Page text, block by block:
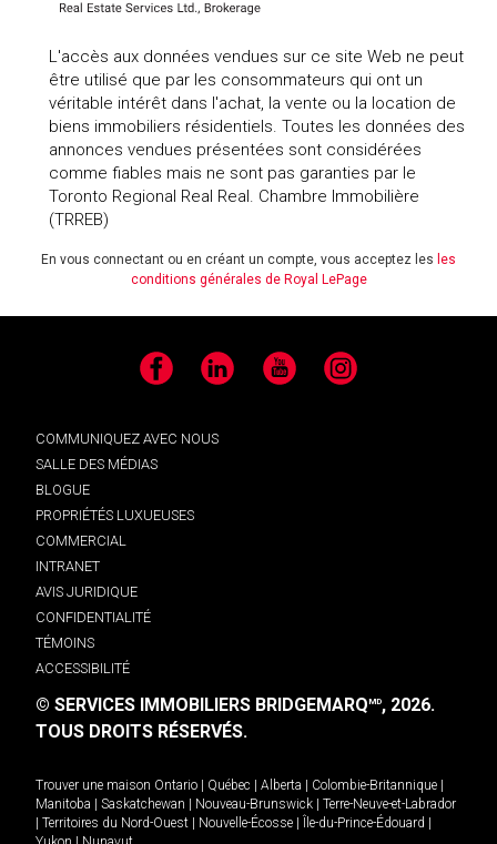
L'accès aux données vendues sur ce site Web ne peut
être utilisé que par les consommateurs qui ont un
véritable intérêt dans l'achat, la vente ou la location de
biens immobiliers résidentiels. Toutes les données des
annonces vendues présentées sont considérées
comme fiables mais ne sont pas garanties par le
Toronto Regional Real Real. Chambre Immobilière
(TRREB)
En vous connectant ou en créant un compte, vous acceptez les les
conditions générales de Royal LePage
Facebook LinkedIn YouTube Instagram
COMMUNIQUEZ AVEC NOUS
SALLE DES MÉDIAS
BLOGUE
PROPRIÉTÉS LUXUEUSES
COMMERCIAL
INTRANET
AVIS JURIDIQUE
CONFIDENTIALITÉ
TÉMOINS
ACCESSIBILITÉ
© SERVICES IMMOBILIERS BRIDGEMARQMD, 2026.
TOUS DROITS RÉSERVÉS.
Trouver une maison Ontario Québec Alberta Colombie-Britannique
Manitoba
Saskatchewan Nouveau-Brunswick
Terre-Neuve-et-Labrador
Territoires du Nord-Ouest Nouvelle-Écosse Île-du-Prince-Édouard